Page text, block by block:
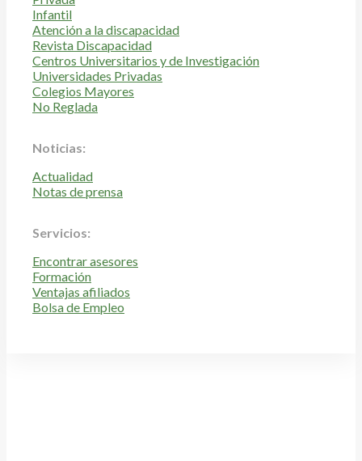
Infantil
Atención a la discapacidad
Revista Discapacidad
Centros Universitarios y de Investigación
Universidades Privadas
Colegios Mayores
No Reglada
Noticias:
Actualidad
Notas de prensa
Servicios:
Encontrar asesores
Formación
Ventajas afiliados
Bolsa de Empleo